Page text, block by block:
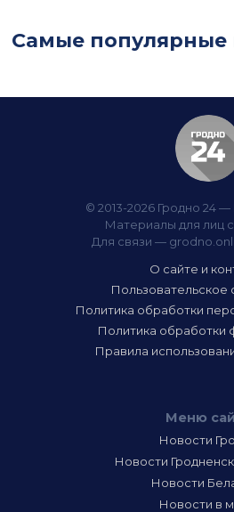
Самые популярные
© 2013-2026 Гродно 24
Материалы для лиц
Для связи —
О сайте и
Пользовательское
Политика обработки
Политика обработки
Правила
Меню
Новости
Новости
Новости
Новости в